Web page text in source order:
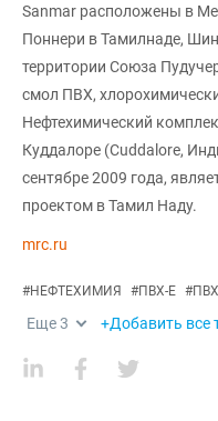
Sanmar расположены в
Поннери в Тамилнаде,
территории Союза
смол ПВХ,
Нефтехимический
Куддалоре (Cuddalore,
сентябре 2009 года,
проектом в Тамил Наду.
mrc.ru
#НЕФТЕХИМИЯ #ПВХ-Е #
Еще3 +Добавить все